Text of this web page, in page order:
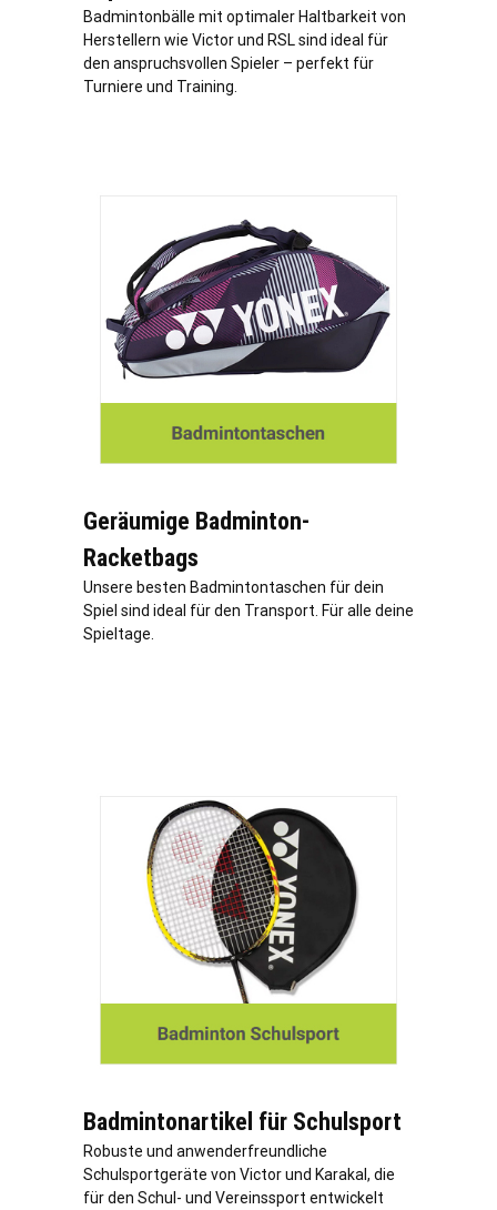
Badmintonbälle mit optimaler Haltbarkeit von
Herstellern wie Victor und RSL sind ideal für
den anspruchsvollen Spieler – perfekt für
Turniere und Training.
Geräumige Badminton-
Racketbags
Unsere besten Badmintontaschen für dein
Spiel sind ideal für den Transport. Für alle deine
Spieltage.
Badmintonartikel für Schulsport
Robuste und anwenderfreundliche
Schulsportgeräte von Victor und Karakal, die
für den Schul- und Vereinssport entwickelt